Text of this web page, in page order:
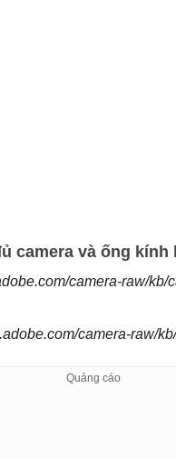
camera và ống
camera-raw/kb/
camera-raw/